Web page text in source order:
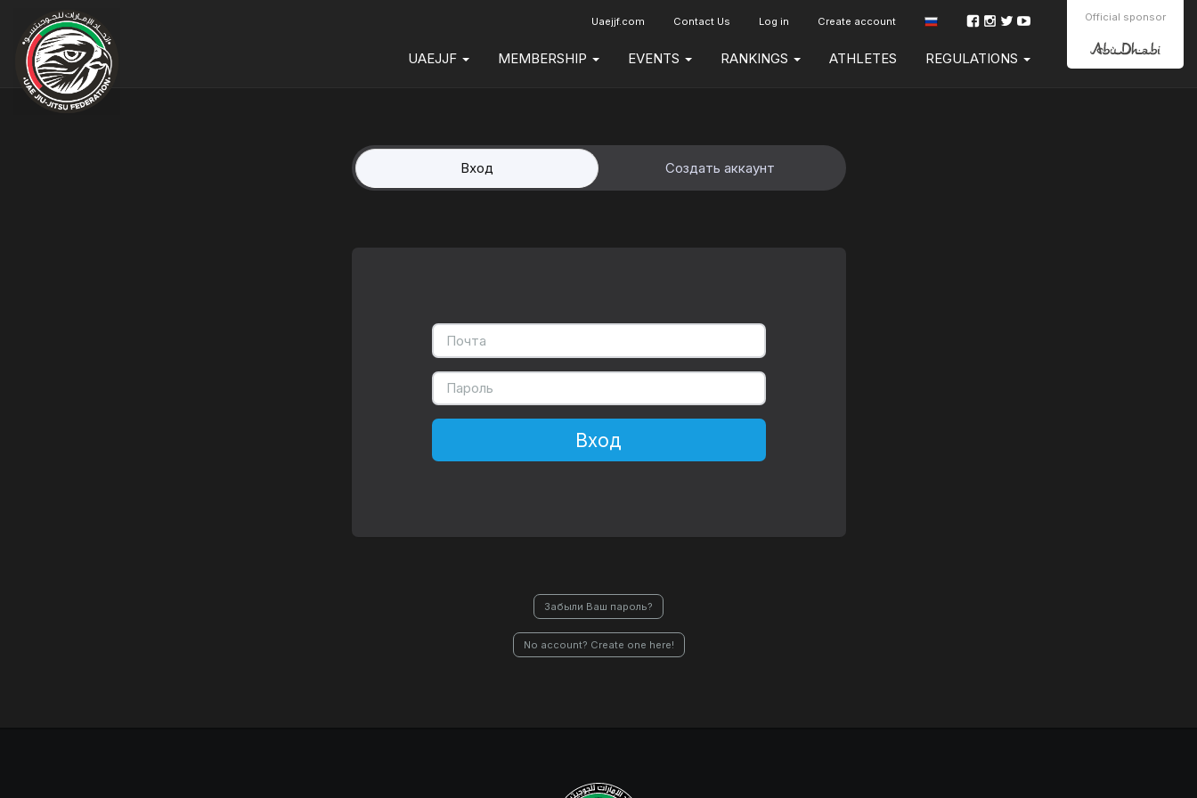
Official sponsor
Uaejjf.com Contact Us Log in Create account
UAEJJF MEMBERSHIP EVENTS RANKINGS ATHLETES REGULATIONS
Вход Создать аккаунт
Вход
Забыли Ваш пароль?
No account? Create one here!